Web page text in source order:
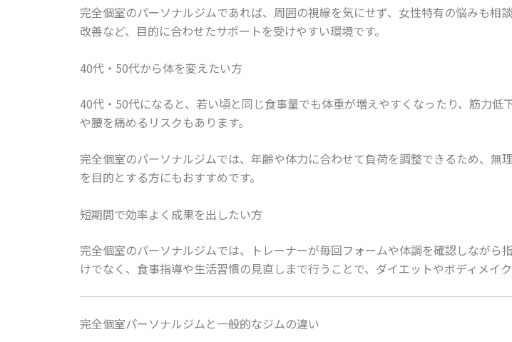
完全個室のパーソナルジムであれば、周囲の視線を気にせず、女性特有の悩みも
改善など、目的に合わせたサポートを受けやすい環境です。
40代・50代から体を変えたい方
40代・50代になると、若い頃と同じ食事量でも体重が増えやすくなったり、筋力
や腰を痛めるリスクもあります。
完全個室のパーソナルジムでは、年齢や体力に合わせて負荷を調整できるため、
を目的とする方にもおすすめです。
短期間で効率よく成果を出したい方
完全個室のパーソナルジムでは、トレーナーが毎回フォームや体調を確認しなが
けでなく、食事指導や生活習慣の見直しまで行うことで、ダイエットやボディメイ
完全個室パーソナルジムと一般的なジムの違い